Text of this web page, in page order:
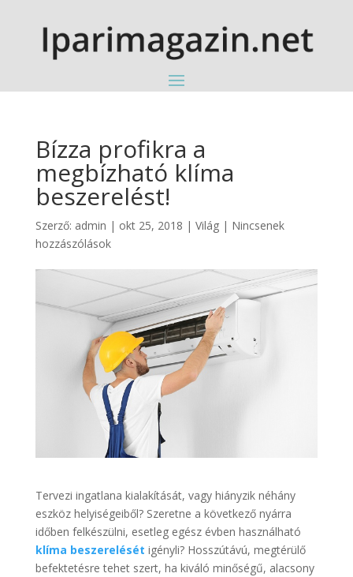
Bízza profikra a
megbízható klíma
beszerelést!
Szerző: admin | okt 25, 2018 | Világ| Nincsenek
hozzászólások
Tervezi ingatlana kialakítását, vagy hiányzik néhány
eszköz helyiségeiből? Szeretne a következő nyárra
időben felkészülni, esetleg egész évben használható
klíma beszerelését igényli? Hosszútávú, megtérülő
befektetésre tehet szert, ha kiváló minőségű, alacsony